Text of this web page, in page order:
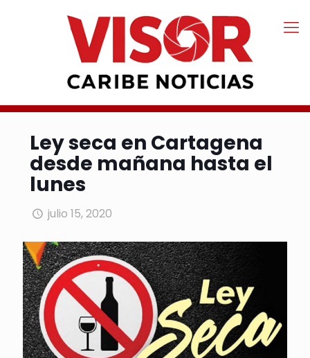
Ley seca en Cartagena
desde mañana hasta el
lunes
julio 15, 2020